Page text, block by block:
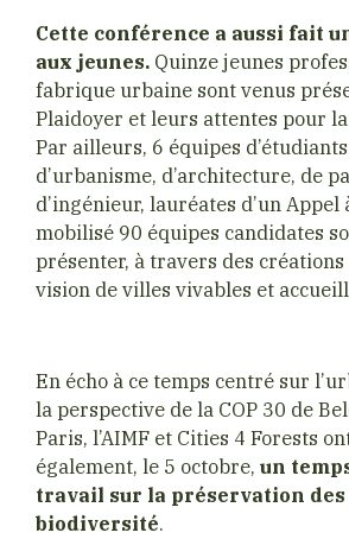
Cette conférence a aussi fait
aux jeunes. Quinze jeunes
fabrique urbaine sont venus
Plaidoyer et leurs attentes pour
Par ailleurs, 6 équipes
d’urbanisme, d’architecture, de
d’ingénieur, lauréates d’un
mobilisé 90 équipes candidates
présenter, à travers des
vision de villes vivables et
En écho à ce temps centré sur
la perspective de la COP 30 de
Paris, l’AIMF et Cities 4 Forests
également, le 5 octobre, un
travail sur la préservation
biodiversité.